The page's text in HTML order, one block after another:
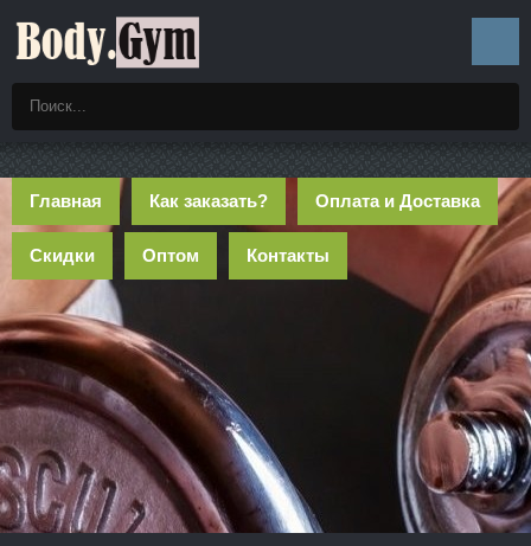
Главная Как заказать? Оплата и Доставка
Скидки Оптом Контакты